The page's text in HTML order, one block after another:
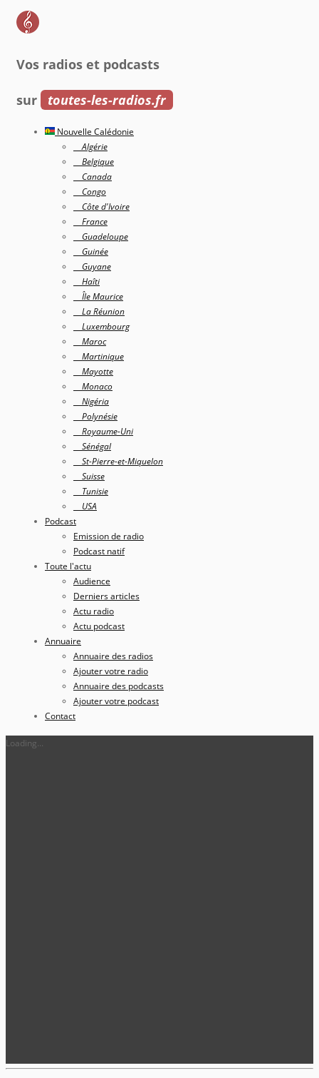
Vos radios et podcasts
sur toutes-les-radios.fr
Nouvelle Calédonie
Algérie
Belgique
Canada
Congo
Côte d'Ivoire
France
Guadeloupe
Guinée
Guyane
Haîti
Île Maurice
La Réunion
Luxembourg
Maroc
Martinique
Mayotte
Monaco
Nigéria
Polynésie
Royaume-Uni
Sénégal
St-Pierre-et-Miquelon
Suisse
Tunisie
USA
Podcast
Emission de radio
Podcast natif
Toute l'actu
Audience
Derniers articles
Actu radio
Actu podcast
Annuaire
Annuaire des radios
Ajouter votre radio
Annuaire des podcasts
Ajouter votre podcast
Contact
Loading...